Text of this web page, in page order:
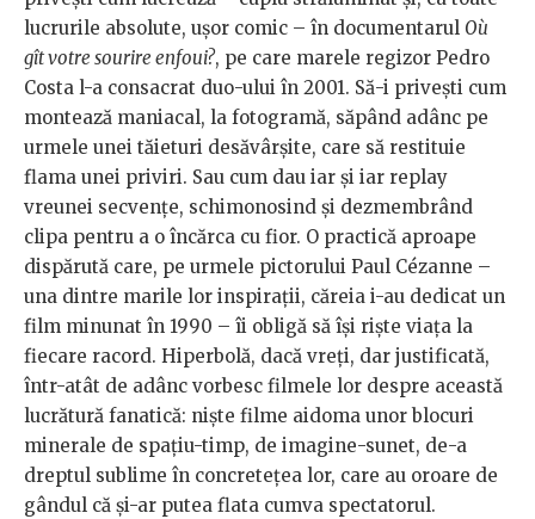
lucrurile absolute, ușor comic – în documentarul Où
gît votre sourire enfoui?, pe care marele regizor Pedro
Costa l-a consacrat duo-ului în 2001. Să-i privești cum
montează maniacal, la fotogramă, săpând adânc pe
urmele unei tăieturi desăvârșite, care să restituie
flama unei priviri. Sau cum dau iar și iar replay
vreunei secvențe, schimonosind și dezmembrând
clipa pentru a o încărca cu fior. O practică aproape
dispărută care, pe urmele pictorului Paul Cézanne –
una dintre marile lor inspirații, căreia i-au dedicat un
film minunat în 1990 – îi obligă să își riște viața la
fiecare racord. Hiperbolă, dacă vreți, dar justificată,
într-atât de adânc vorbesc filmele lor despre această
lucrătură fanatică: niște filme aidoma unor blocuri
minerale de spațiu-timp, de imagine-sunet, de-a
dreptul sublime în concretețea lor, care au oroare de
gândul că și-ar putea flata cumva spectatorul.